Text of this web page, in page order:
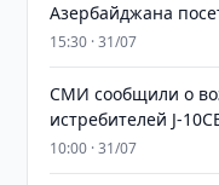
Азербайджана
15:30 · 31/07
СМИ сообщили о
истребителей J-
10:00 · 31/07